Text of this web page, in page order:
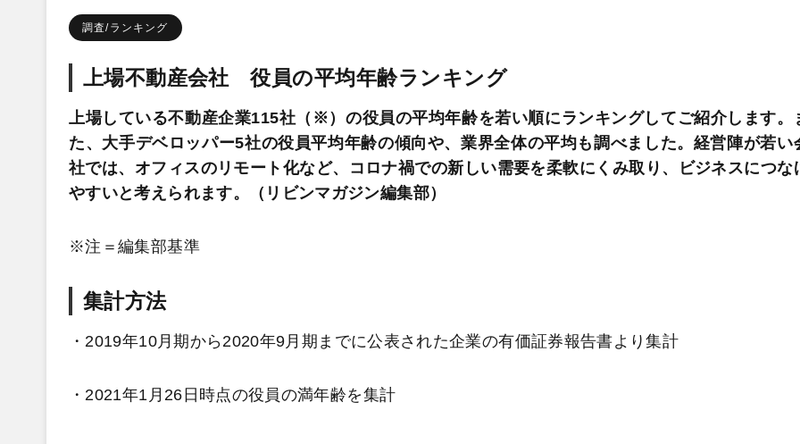
調査/ランキング
上場不動産会社 役員の平均年齢ランキング
上場している不動産企業115社（※）の役員の平均年齢を若い順にランキングしてご紹介します。
た、大手デベロッパー5社の役員平均年齢の傾向や、業界全体の平均も調べました。経営陣が若い
社では、オフィスのリモート化など、コロナ禍での新しい需要を柔軟にくみ取り、ビジネスにつな
やすいと考えられます。（リビンマガジン編集部）
※注＝編集部基準
集計方法
・2019年10月期から2020年9月期までに公表された企業の有価証券報告書より集計
・2021年1月26日時点の役員の満年齢を集計